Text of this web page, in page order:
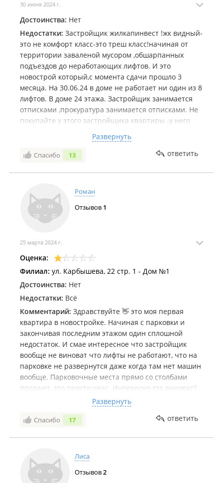
Март 2022
Февраль 2022
Январь 2022
Декабрь 2021
Ноябрь 2021
30 июня 2024 г.
Достоинства: Нет
Недостатки: Застройщик жилкапинвест !жк видный-
это не комфорт класс-это треш класс!начиная от
территории заваленой мусором ,обшарпанных
подъездов до неработающих лифтов. И это
новострой который,с момента сдачи прошло 3
месяца. На 30.06.24 в доме не работает ни один из 8
лифтов. В доме 24 этажа. Застройщик занимается
отписками ,прокуратура занимается отписками. Не
покупайте у этого застройщика квартиры -у него
понятно как они сдают городу дома. Как у них
принимают эти дома? Где строй контроль? За
Развернуть
Спасибо 13 ответить
Роман
Отзывов 1
25 марта 2024 г.
Оценка:
Филиал: ул. Карбышева, 22 стр. 1 - Дом №1
Достоинства: Нет
Недостатки: Всё
Комментарий: Здравствуйте 👋 это моя первая
квартира в новостройке. Начиная с парковки и
закончивая последним этажом один сплошной
недостаток. И смае интересное что застройщик
вообще не виноват что лифты не работают, что на
парковке не развернутся даже когда там нет машин
вообще. Парковочные места прямо со столбами
продают, это просто ужас. Интересно кто виноват?
Наверное рабочие плохо строили. Слава богу
родственников отговорил покупать у этого
застройщика вообще какую либо недвижимость.!!!
Развернуть
Спасибо 17 ответить
Лиса
Отзывов2